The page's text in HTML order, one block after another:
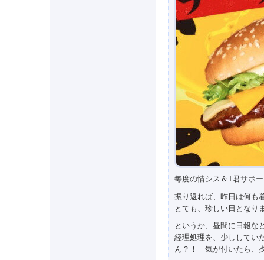
毎度の情シス＆T君サポ
振り返れば、昨日は何も
とても、珍しい日となり
というか、昼間に日報な
経理処理を、少ししてい
ん？！ 気が付いたら、